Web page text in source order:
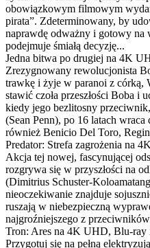
obowiązkowym filmowym
pirata”. Zdeterminowany, by
naprawdę odważny i gotowy
podejmuje śmiałą decyzję...
Jedna bitwa po drugiej na 4K
Zrezygnowany rewolucjonista
trawkę i żyje w paranoi z córką,
stawić czoła przeszłości Boba i
kiedy jego bezlitosny
(Sean Penn), po 16 latach
również Benicio Del Toro,
Predator: Strefa zagrożenia na
Akcja tej nowej, fascynującej
rozgrywa się w przyszłości na
(Dimitrius Schuster-
nieoczekiwanie znajduje
ruszają w niebezpieczną
najgroźniejszego z
Tron: Ares na 4K UHD, Blu-
Przygotuj się na pełną